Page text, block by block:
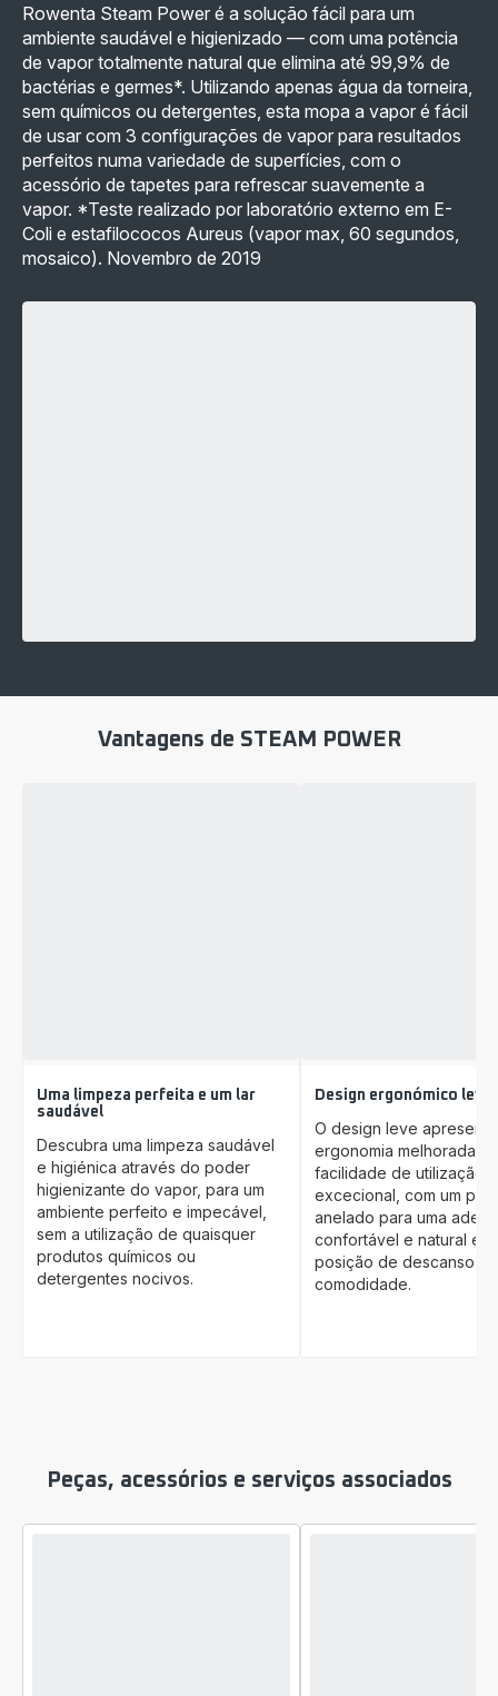
Rowenta Steam Power é a solução fácil para um
ambiente saudável e higienizado — com uma potência
de vapor totalmente natural que elimina até 99,9% de
bactérias e germes*. Utilizando apenas água da torneira,
sem químicos ou detergentes, esta mopa a vapor é fácil
de usar com 3 configurações de vapor para resultados
perfeitos numa variedade de superfícies, com o
acessório de tapetes para refrescar suavemente a
vapor. *Teste realizado por laboratório externo em E-
Coli e estafilococos Aureus (vapor max, 60 segundos,
mosaico). Novembro de 2019
Vantagens de STEAM POWER
Uma limpeza perfeita e um lar
saudável
Descubra uma limpeza saudável
e higiénica através do poder
higienizante do vapor, para um
ambiente perfeito e impecável,
sem a utilização de quaisquer
produtos químicos ou
detergentes nocivos.
Design ergonómico leve
O design leve
ergonomia melhorada
facilidade de utilização
excecional, com um
anelado para uma
confortável e natural e
posição de descanso
comodidade.
Peças, acessórios e serviços associados